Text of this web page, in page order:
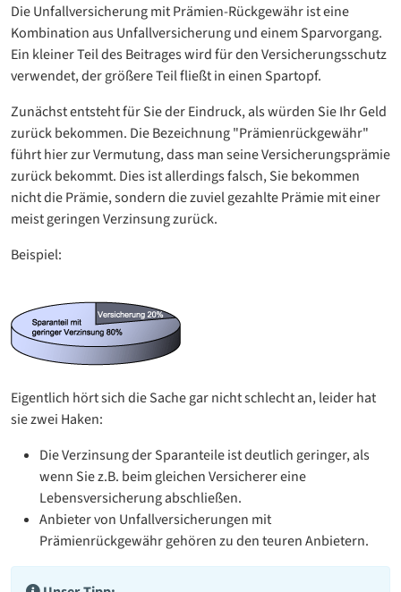
Die Unfallversicherung mit Prämien-Rückgewähr ist eine
Kombination aus Unfallversicherung und einem Sparvorgang.
Ein kleiner Teil des Beitrages wird für den Versicherungsschutz
verwendet, der größere Teil fließt in einen Spartopf.
Zunächst entsteht für Sie der Eindruck, als würden Sie Ihr Geld
zurück bekommen. Die Bezeichnung "Prämienrückgewähr"
führt hier zur Vermutung, dass man seine Versicherungsprämie
zurück bekommt. Dies ist allerdings falsch, Sie bekommen
nicht die Prämie, sondern die zuviel gezahlte Prämie mit einer
meist geringen Verzinsung zurück.
Beispiel:
Eigentlich hört sich die Sache gar nicht schlecht an, leider hat
sie zwei Haken:
Die Verzinsung der Sparanteile ist deutlich geringer, als
wenn Sie z.B. beim gleichen Versicherer eine
Lebensversicherung abschließen.
Anbieter von Unfallversicherungen mit
Prämienrückgewähr gehören zu den teuren Anbietern.